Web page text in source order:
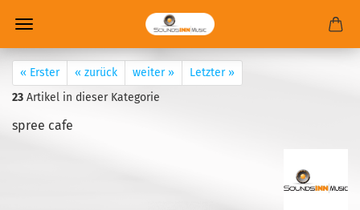
« Erster « zurück weiter »
Letzter »
23 Artikel in dieser Kategorie
spree cafe